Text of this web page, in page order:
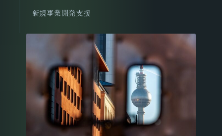
新規事業開発支援